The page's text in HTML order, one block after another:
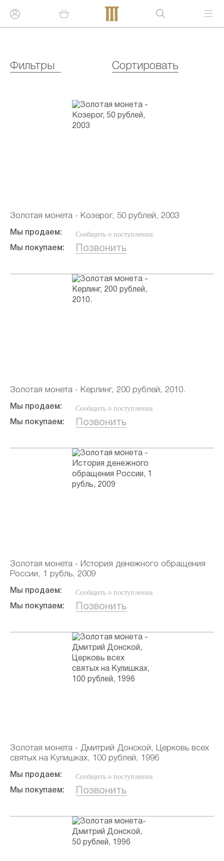
Фильтры Сортировать
Золотая монета - Козерог, 50 рублей, 2003
Мы продаем: Сообщить о поступлении
Мы покупаем: Позвонить
Золотая монета - Керлинг, 200 рублей, 2010.
Мы продаем: Сообщить о поступлении
Мы покупаем: Позвонить
Золотая монета - История денежного обращения
России, 1 рубль, 2009
Мы продаем: Сообщить о поступлении
Мы покупаем: Позвонить
Золотая монета - Дмитрий Донской, Церковь всех
святых на Кулишках, 100 рублей, 1996
Мы продаем: Сообщить о поступлении
Мы покупаем: Позвонить